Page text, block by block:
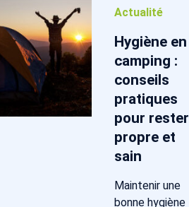
Actualité
Hygiène en
camping :
conseils
pratiques
pour rester
propre et
sain
Maintenir une
bonne hygiène